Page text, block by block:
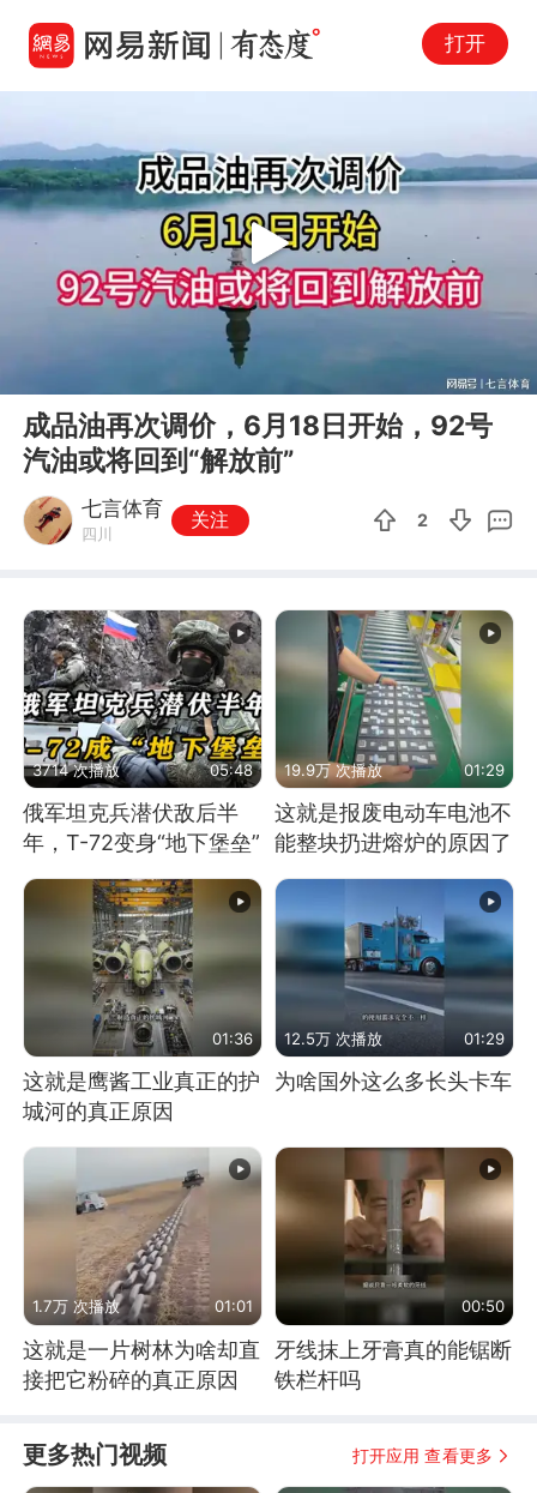
打开
11:54
Play
成品油再次调价，6月18日开始，92号
汽油或将回到“解放前”
七言体育
四川
关注 2
3714 次播放 05:48
俄军坦克兵潜伏敌后半
年，T-72变身“地下堡垒”
19.9万 次播放 01:29
这就是报废电动车电池不
能整块扔进熔炉的原因了
01:36
这就是鹰酱工业真正的护
城河的真正原因
12.5万 次播放 01:29
为啥国外这么多长头卡车
1.7万 次播放 01:01
这就是一片树林为啥却直
接把它粉碎的真正原因
00:50
牙线抹上牙膏真的能锯断
铁栏杆吗
更多热门视频 打开应用 查看更多